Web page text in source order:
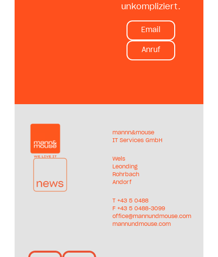
unkompliziert.
Email
Anruf
mannn&mouse
IT Services GmbH
Wels
Leonding
Rohrbach
Andorf
T +43 5 0488
F +43 5 0488-3099
office@mannundmouse.com
mannundmouse.com